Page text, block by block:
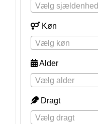
Vælg sjældenhed
Køn
Vælg køn
Alder
Vælg alder
Dragt
Vælg dragt